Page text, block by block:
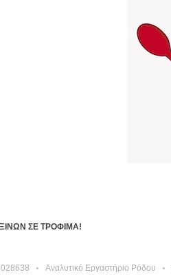
ΣΕ ΤΡΟΦΙΜΑ!
Αναλυτικό Εργαστήριο Ρόδου